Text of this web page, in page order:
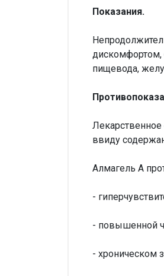
Показания.
дискомфортом,
пищевода,
ввиду
Алмагель А
-
- повышенной
- хроническом